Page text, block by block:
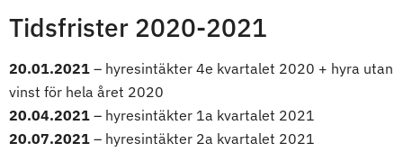
Tidsfrister 2020-2021
20.01.2021 – hyresintäkter 4e kvartalet 2020 + hyra utan
vinst för hela året 2020
20.04.2021 – hyresintäkter 1a kvartalet 2021
20.07.2021 – hyresintäkter 2a kvartalet 2021